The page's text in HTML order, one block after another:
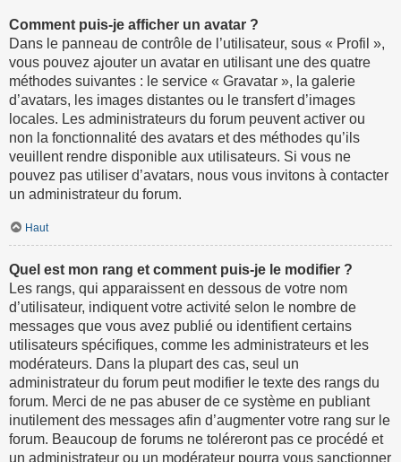
Comment puis-je afficher un avatar ?
Dans le panneau de contrôle de l’utilisateur, sous « Profil »,
vous pouvez ajouter un avatar en utilisant une des quatre
méthodes suivantes : le service « Gravatar », la galerie
d’avatars, les images distantes ou le transfert d’images
locales. Les administrateurs du forum peuvent activer ou
non la fonctionnalité des avatars et des méthodes qu’ils
veuillent rendre disponible aux utilisateurs. Si vous ne
pouvez pas utiliser d’avatars, nous vous invitons à contacter
un administrateur du forum.
Haut
Quel est mon rang et comment puis-je le modifier ?
Les rangs, qui apparaissent en dessous de votre nom
d’utilisateur, indiquent votre activité selon le nombre de
messages que vous avez publié ou identifient certains
utilisateurs spécifiques, comme les administrateurs et les
modérateurs. Dans la plupart des cas, seul un
administrateur du forum peut modifier le texte des rangs du
forum. Merci de ne pas abuser de ce système en publiant
inutilement des messages afin d’augmenter votre rang sur le
forum. Beaucoup de forums ne toléreront pas ce procédé et
un administrateur ou un modérateur pourra vous sanctionner